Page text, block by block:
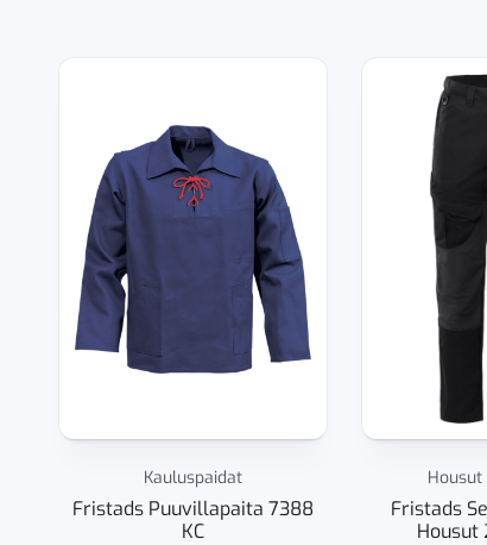
Kauluspaidat
Fristads Puuvillapaita 7388
KC
Fristads
Housut